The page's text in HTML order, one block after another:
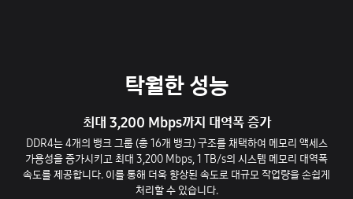
탁월한 성능
최대 3,200 Mbps까지 대역폭 증가
DDR4는 4개의 뱅크 그룹 (총 16개 뱅크) 구조를 채택하여 메모리 액세스
가용성을 증가시키고 최대 3,200 Mbps, 1 TB/s의 시스템 메모리 대역폭
속도를 제공합니다. 이를 통해 더욱 향상된 속도로 대규모 작업량을 손쉽게
처리할 수 있습니다.